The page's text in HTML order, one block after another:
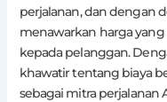
perjalanan, dan dengan
menawarkan harga
kepada pelanggan.
khawatir tentang biaya
sebagai mitra perjalanan